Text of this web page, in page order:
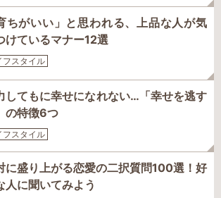
ちがいい」と思われる、上品な人が気
けているマナー12選
フスタイル
してもに幸せになれない…「幸せを逃す
の特徴6つ
フスタイル
に盛り上がる恋愛の二択質問100選！好
人に聞いてみよう